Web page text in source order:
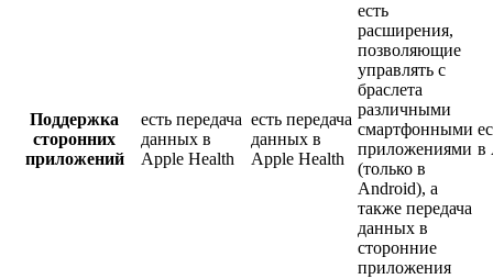
Поддержка
сторонних
приложений
есть передача
данных в
Apple Health
есть передача
данных в
Apple Health
есть
расширения,
позволяющие
управлять с
браслета
различными
смартфонными
приложениями
(только в
Android), а
также передача
данных в
сторонние
приложения
в